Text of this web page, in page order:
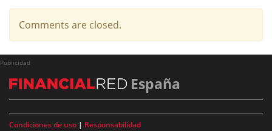
Comments are closed.
Publicidad
España
Condiciones de uso | Responsabilidad